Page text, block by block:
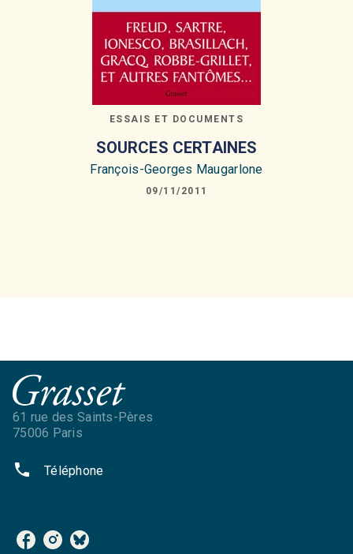
ESSAIS ET DOCUMENTS
SOURCES CERTAINES
François-Georges Maugarlone
09/11/2011
61 rue des Saints-Pères
75006 Paris
phone Téléphone